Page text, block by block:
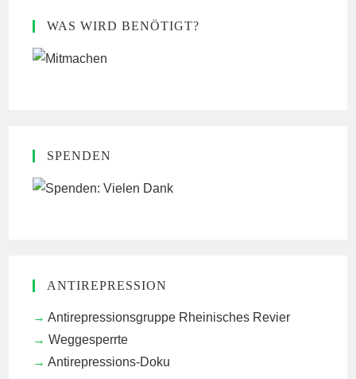
WAS WIRD BENÖTIGT?
SPENDEN
ANTIREPRESSION
Antirepressionsgruppe Rheinisches Revier
Weggesperrte
Antirepressions-Doku